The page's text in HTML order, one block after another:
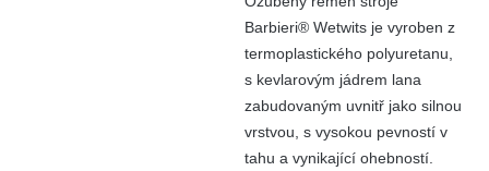
Barbieri® Wetwits je vyroben z
termoplastického polyuretanu,
s kevlarovým jádrem lana
zabudovaným uvnitř jako silnou
vrstvou, s vysokou pevností v
tahu a vynikající ohebností.